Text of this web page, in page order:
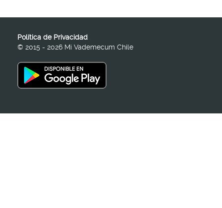
Política de Privacidad
© 2015 - 2026 Mi Vademecum Chile